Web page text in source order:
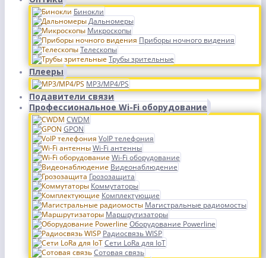
Бинокли
Дальномеры
Микроскопы
Приборы ночного видения
Телескопы
Трубы зрительные
Плееры
MP3/MP4/PS
Подавители связи
Профессиональное Wi-Fi оборудование
CWDM
GPON
VoIP телефония
Wi-Fi антенны
Wi-Fi оборудование
Видеонаблюдение
Грозозащита
Коммутаторы
Комплектующие
Магистральные радиомосты
Маршрутизаторы
Оборудование Powerline
Радиосвязь WISP
Сети LoRa для IoT
Сотовая связь